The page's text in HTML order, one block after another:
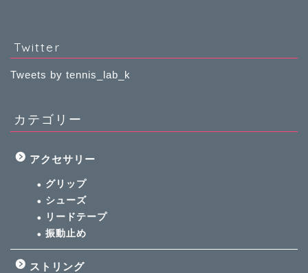
Twitter
Tweets by tennis_lab_k
カテゴリー
アクセサリー
グリップ
シューズ
リードテープ
振動止め
ストリング